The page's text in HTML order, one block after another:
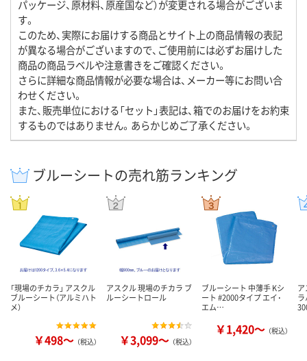
パッケージ、原材料、原産国など）が変更される場合がございま
す。
このため、実際にお届けする商品とサイト上の商品情報の表記
が異なる場合がございますので、ご使用前には必ずお届けした
商品の商品ラベルや注意書きをご確認ください。
さらに詳細な商品情報が必要な場合は、メーカー等にお問い合
わせください。
また、販売単位における「セット」表記は、箱でのお届けをお約束
するものではありません。あらかじめご了承ください。
ブルーシートの売れ筋ランキング
「現場のチカラ」 アスクル
ブルーシート（アルミハト
メ）
￥498～ （税込）
アスクル 現場のチカラ ブ
ルーシートロール
￥3,099～ （税込）
ブルーシート 中薄手 Kシ
ート #2000タイプ エイ･
エム…
￥1,420～ （税込）